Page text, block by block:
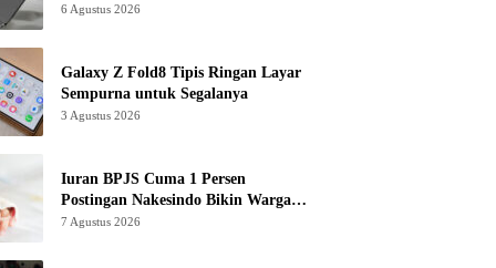
6 Agustus 2026
Galaxy Z Fold8 Tipis Ringan Layar
Sempurna untuk Segalanya
3 Agustus 2026
Iuran BPJS Cuma 1 Persen
Postingan Nakesindo Bikin Warganet
Murka
7 Agustus 2026